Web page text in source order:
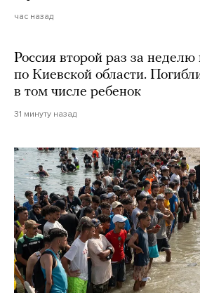
час назад
Россия второй раз за неделю
по Киевской области.
в том числе ребенок
31 минуту назад